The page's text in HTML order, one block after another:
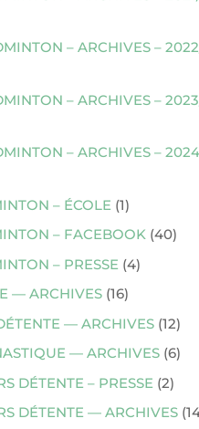
– ARCHIVES –
– ARCHIVES –
– ARCHIVES –
– ÉCOLE (1)
– FACEBOOK(40)
– PRESSE (4)
— ARCHIVES(16)
— ARCHIVES(12)
— ARCHIVES(6)
DÉTENTE – PRESSE (2)
DÉTENTE — ARCHIVES